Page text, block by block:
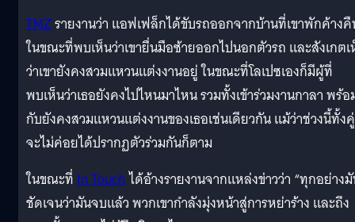
TMZรายงานว่า แอฟเฟล็กได้ขับรถออกจากบ้านที่เขาพักค้าง
ในขณะที่พบเห็นว่าเขายื่นมือซ้ายออกไปนอกตัวรถ และสังเกต
ว่าเขายังคงสวมแหวนแต่งงานอยู่ ในขณะที่โลเปซเองก็มีผู้ที่
พบเห็นว่าเธอยังคงไปไหนมาไหน รวมทั้งเข้าร่วมงานกาลา พร้
กับยังคงสวมแหวนแต่งงานของเธอเช่นเดียวกัน แม้ว่าช่วงนี้ทั้งคู่
จะไม่ค่อยได้ปรากฏตัวร่วมกันก็ตาม
ในขณะที่In Touchได้อ้างรายงานจากแหล่งข่าวว่า “ทุกอย่าง
ชัดเจนว่ามันจบแล้ว พวกเขากำลังมุ่งหน้าสู่การหย่าร้าง และถึง